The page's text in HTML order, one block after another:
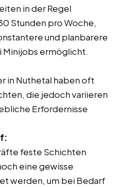
in der Regel
Stunden pro Woche,
und planbarere
Minijobs ermöglicht.
in Nuthetal haben oft
die jedoch variieren
Erfordernisse
feste Schichten
eine gewisse
werden, um bei Bedarf